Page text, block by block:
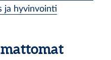
ja hyvinvointi